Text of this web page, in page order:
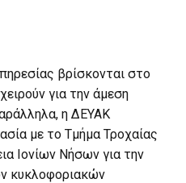
βρίσκονται στο
για την άμεση
η ΔΕΥΑΚ
με το Τμήμα Τροχαίας
Ιονίων Νήσων για την
κυκλοφοριακών